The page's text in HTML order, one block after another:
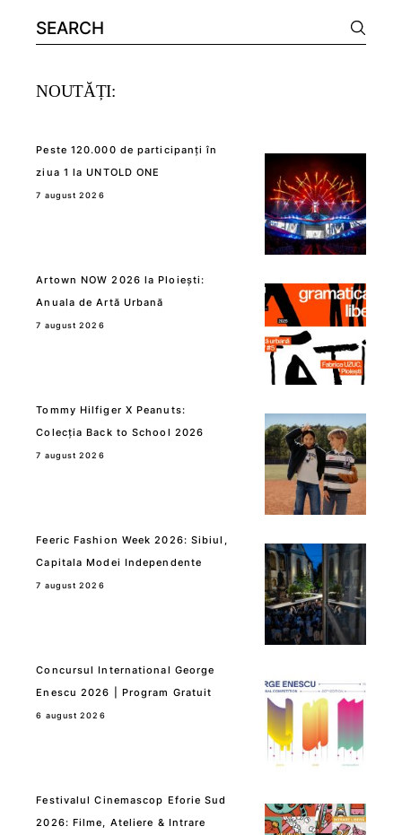
Search
for:
NOUTĂȚI:
Peste 120.000 de participanți în
ziua 1 la UNTOLD ONE
7 august 2026
Artown NOW 2026 la Ploiești:
Anuala de Artă Urbană
7 august 2026
Tommy Hilfiger X Peanuts:
Colecția Back to School 2026
7 august 2026
Feeric Fashion Week 2026: Sibiul,
Capitala Modei Independente
7 august 2026
Concursul International George
Enescu 2026 | Program Gratuit
6 august 2026
Festivalul Cinemascop Eforie Sud
2026: Filme, Ateliere & Intrare